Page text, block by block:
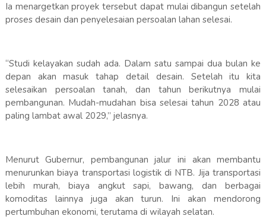
Ia menargetkan proyek tersebut dapat mulai dibangun setelah
proses desain dan penyelesaian persoalan lahan selesai.
“Studi kelayakan sudah ada. Dalam satu sampai dua bulan ke
depan akan masuk tahap detail desain. Setelah itu kita
selesaikan persoalan tanah, dan tahun berikutnya mulai
pembangunan. Mudah-mudahan bisa selesai tahun 2028 atau
paling lambat awal 2029,” jelasnya.
Menurut Gubernur, pembangunan jalur ini akan membantu
menurunkan biaya transportasi logistik di NTB. Jija transportasi
lebih murah, biaya angkut sapi, bawang, dan berbagai
komoditas lainnya juga akan turun. Ini akan mendorong
pertumbuhan ekonomi, terutama di wilayah selatan.